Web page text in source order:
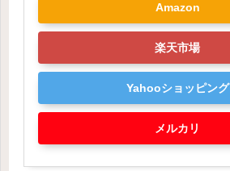
Amazon
楽天市場
Yahooショッピング
メルカリ